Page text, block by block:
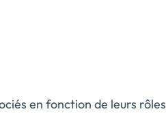
en fonction de leurs rôles